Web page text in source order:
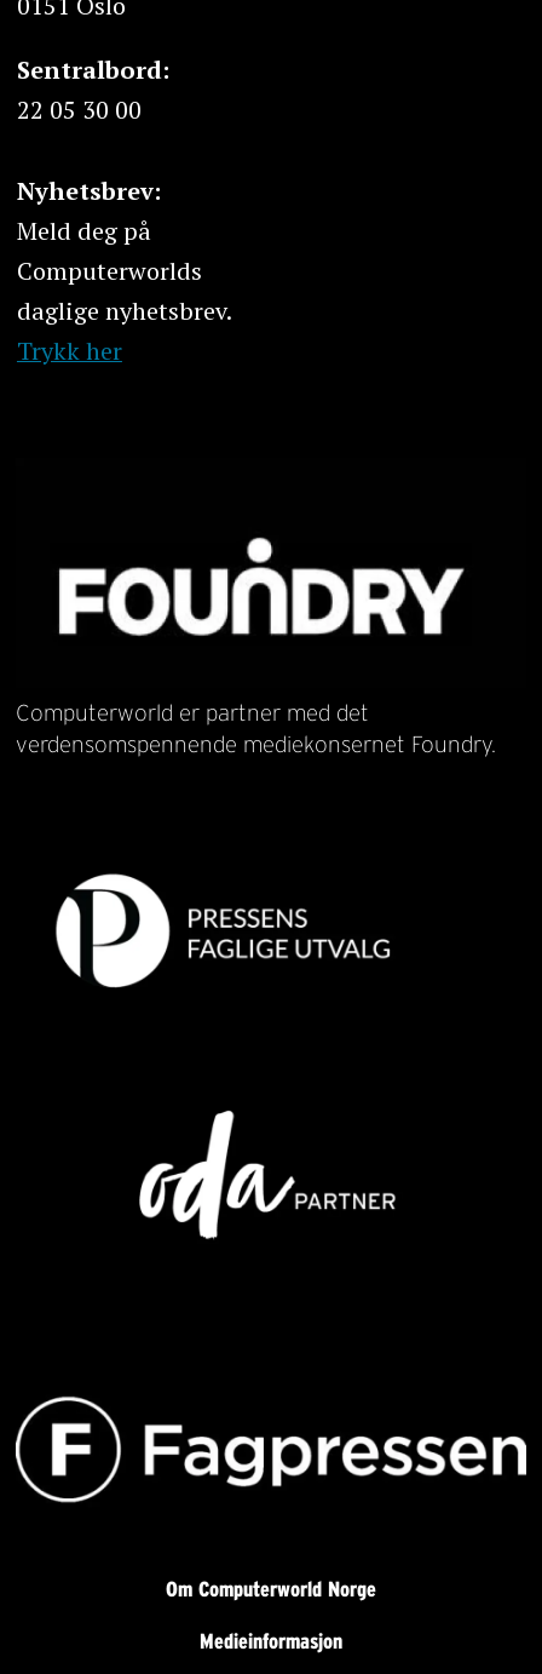
Sentralbord:
22 05 30 00
Nyhetsbrev:
Meld deg på
Computerworlds
daglige nyhetsbrev.
Trykk her
Computerworld er partner med det
verdensomspennende mediekonsernet Foundry.
Om Computerworld Norge
Medieinformasjon